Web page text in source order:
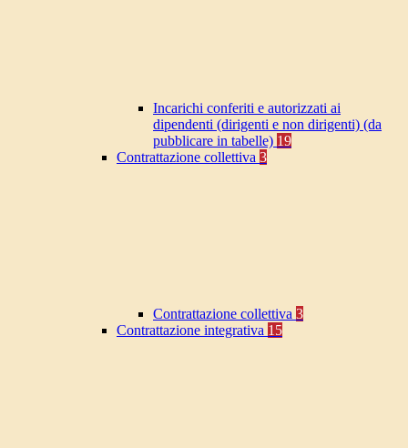
Incarichi conferiti e autorizzati ai
dipendenti (dirigenti e non dirigenti) (da
pubblicare in tabelle) 19
Contrattazione collettiva 3
Contrattazione collettiva 3
Contrattazione integrativa 15